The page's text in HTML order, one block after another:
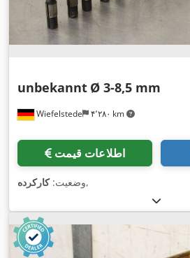
Wiefelstede ۴٬۲۸۰ km
unbekannt Ø 3-8,5 mm
اطلاعات قیمت
وضعیت:کارکرده ,